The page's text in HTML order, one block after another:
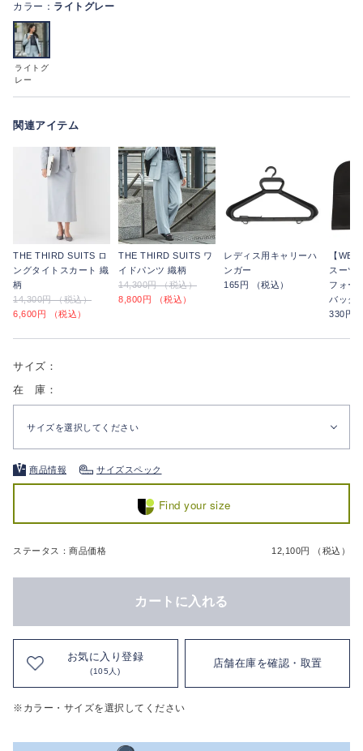
カラー： ライトグレー
ライトグ
レー
関連アイテム
THE THIRD SUITS ロ
ングタイトスカート 織
柄
14,300円 （税込）
6,600円 （税込）
THE THIRD SUITS ワ
イドパンツ 織柄
14,300円 （税込）
8,800円 （税込）
レディス用キャリーハ
ンガー
165円 （税込）
【
スーツ
フォー
バッグ
330円
サイズ：
在 庫：
サイズを選択してください
商品情報 サイズスペック
Find your size
ステータス：商品価格 12,100円 （税込）
カートに入れる
お気に入り登録
(105人)
店舗在庫を確認・取置
※カラー・サイズを選択してください